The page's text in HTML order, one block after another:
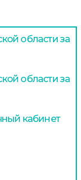
области за
области за
кабинет